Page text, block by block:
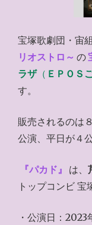
宝塚歌劇団・宙
リオストロ～ の
ラザ（ ＥＰＯＳ
す。
販売されるのは
公演、平日が４
『パカド』 は、
トップコンビ 宝
・公演日：2023